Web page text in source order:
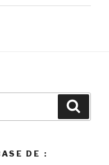
DE :